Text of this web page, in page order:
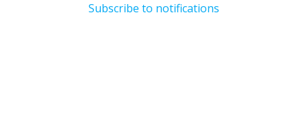
Subscribe to notifications